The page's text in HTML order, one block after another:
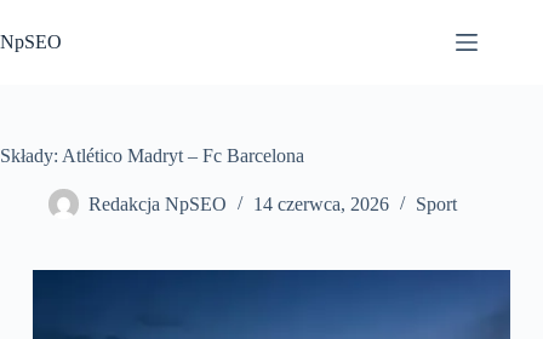
do
treści
NpSEO
Składy: Atlético Madryt – Fc Barcelona
Redakcja NpSEO 14 czerwca, 2026 Sport